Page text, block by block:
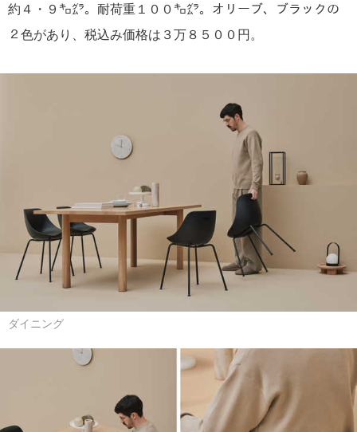
約４・９㌔㌘。耐荷重１００㌔㌘。オリーブ、ブラックの
２色があり、税込み価格は３万８５００円。
ダイニング